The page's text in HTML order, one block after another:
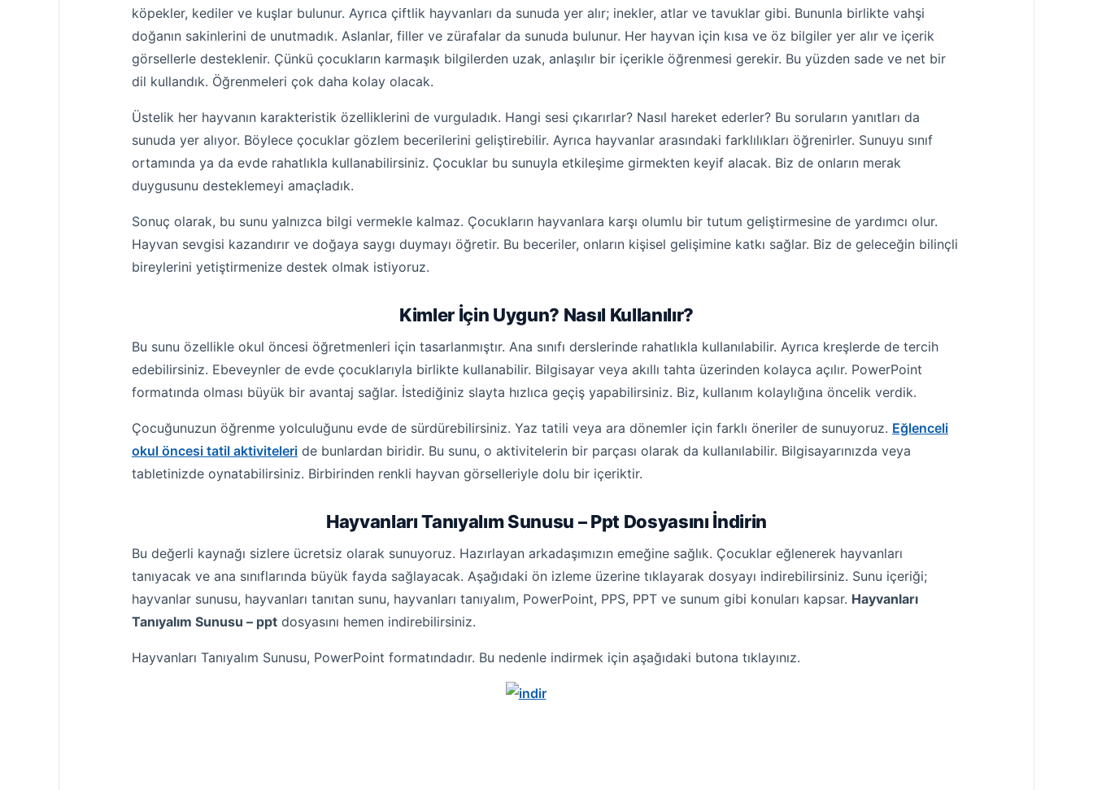
köpekler, kediler ve kuşlar bulunur. Ayrıca çiftlik hayvanları da sunuda yer alır; inekler, atlar ve tavuklar gibi. Bununla birlikte vahşi
doğanın sakinlerini de unutmadık. Aslanlar, filler ve zürafalar da sunuda bulunur. Her hayvan için kısa ve öz bilgiler yer alır ve içerik
görsellerle desteklenir. Çünkü çocukların karmaşık bilgilerden uzak, anlaşılır bir içerikle öğrenmesi gerekir. Bu yüzden sade ve net bir
dil kullandık. Öğrenmeleri çok daha kolay olacak.
Üstelik her hayvanın karakteristik özelliklerini de vurguladık. Hangi sesi çıkarırlar? Nasıl hareket ederler? Bu soruların yanıtları da
sunuda yer alıyor. Böylece çocuklar gözlem becerilerini geliştirebilir. Ayrıca hayvanlar arasındaki farklılıkları öğrenirler. Sunuyu sınıf
ortamında ya da evde rahatlıkla kullanabilirsiniz. Çocuklar bu sunuyla etkileşime girmekten keyif alacak. Biz de onların merak
duygusunu desteklemeyi amaçladık.
Sonuç olarak, bu sunu yalnızca bilgi vermekle kalmaz. Çocukların hayvanlara karşı olumlu bir tutum geliştirmesine de yardımcı olur.
Hayvan sevgisi kazandırır ve doğaya saygı duymayı öğretir. Bu beceriler, onların kişisel gelişimine katkı sağlar. Biz de geleceğin bilinçli
bireylerini yetiştirmenize destek olmak istiyoruz.
Kimler İçin Uygun? Nasıl Kullanılır?
Bu sunu özellikle okul öncesi öğretmenleri için tasarlanmıştır. Ana sınıfı derslerinde rahatlıkla kullanılabilir. Ayrıca kreşlerde de tercih
edebilirsiniz. Ebeveynler de evde çocuklarıyla birlikte kullanabilir. Bilgisayar veya akıllı tahta üzerinden kolayca açılır. PowerPoint
formatında olması büyük bir avantaj sağlar. İstediğiniz slayta hızlıca geçiş yapabilirsiniz. Biz, kullanım kolaylığına öncelik verdik.
Çocuğunuzun öğrenme yolculuğunu evde de sürdürebilirsiniz. Yaz tatili veya ara dönemler için farklı öneriler de sunuyoruz. Eğlenceli
okul öncesi tatil aktiviteleri de bunlardan biridir. Bu sunu, o aktivitelerin bir parçası olarak da kullanılabilir. Bilgisayarınızda veya
tabletinizde oynatabilirsiniz. Birbirinden renkli hayvan görselleriyle dolu bir içeriktir.
Hayvanları Tanıyalım Sunusu – Ppt Dosyasını İndirin
Bu değerli kaynağı sizlere ücretsiz olarak sunuyoruz. Hazırlayan arkadaşımızın emeğine sağlık. Çocuklar eğlenerek hayvanları
tanıyacak ve ana sınıflarında büyük fayda sağlayacak. Aşağıdaki ön izleme üzerine tıklayarak dosyayı indirebilirsiniz. Sunu içeriği;
hayvanlar sunusu, hayvanları tanıtan sunu, hayvanları tanıyalım, PowerPoint, PPS, PPT ve sunum gibi konuları kapsar. Hayvanları
Tanıyalım Sunusu – ppt dosyasını hemen indirebilirsiniz.
Hayvanları Tanıyalım Sunusu, PowerPoint formatındadır. Bu nedenle indirmek için aşağıdaki butona tıklayınız.